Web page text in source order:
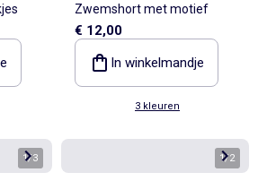
Zwemshort met motief
€ 12,00
In winkelmandje
3 kleuren
1/3 1/2